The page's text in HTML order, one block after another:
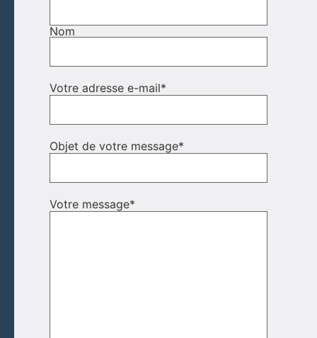
Nom
Votre adresse e-mail*
Objet de votre message*
Votre message*